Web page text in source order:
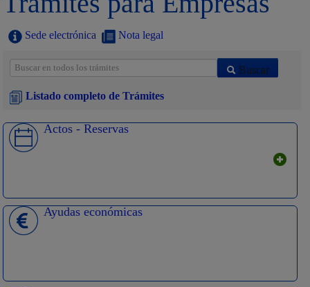
Sede electrónica Nota legal
Buscar
Listado completo de Trámites
Actos - Reservas
Ayudas económicas